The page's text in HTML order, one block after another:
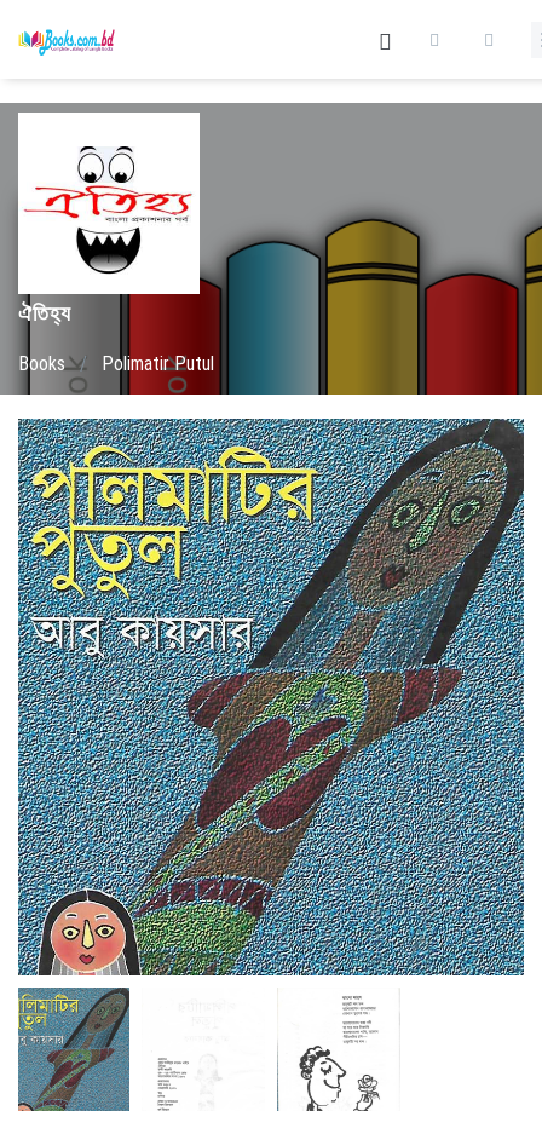
ঐতিহ্য
Books / Polimatir Putul